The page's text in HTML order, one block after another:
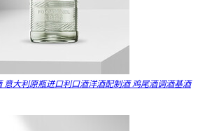
意大利原瓶进口利口酒洋酒配制酒 鸡尾酒调酒基酒